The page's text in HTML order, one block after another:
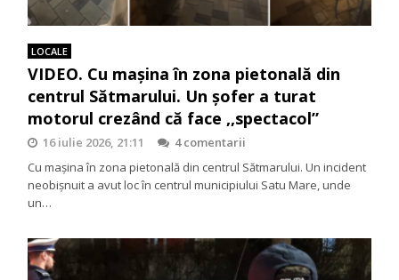
LOCALE
VIDEO. Cu mașina în zona pietonală din
centrul Sătmarului. Un șofer a turat
motorul crezând că face ,,spectacol”
16 iulie 2026, 21:11
4 comentarii
Cu mașina în zona pietonală din centrul Sătmarului. Un incident
neobișnuit a avut loc în centrul municipiului Satu Mare, unde
un…